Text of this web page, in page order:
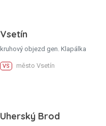
Vsetín
kruhový objezd gen. Klapálka
VS město Vsetín
Uherský Brod